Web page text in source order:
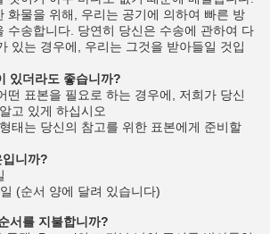
화물을 위해, 우리는 공기에 의하여 빠른 방
수송합니다. 당연히 당신은 수송에 관하여 다
있는 경우에, 우리는 그것을 받아들일 것입
있더라도 좋습니까?
떤 표본을 필요로 하는 경우에, 저희가 당신
고 있게 하십시오
태는 당신의 참고를 위한 표본에게 준비할
니까?
(순서 양에 달려 있습니다)
서를 지불합니까?